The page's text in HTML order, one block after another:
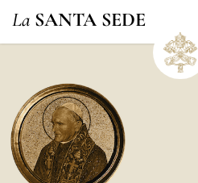
La SANTA SEDE